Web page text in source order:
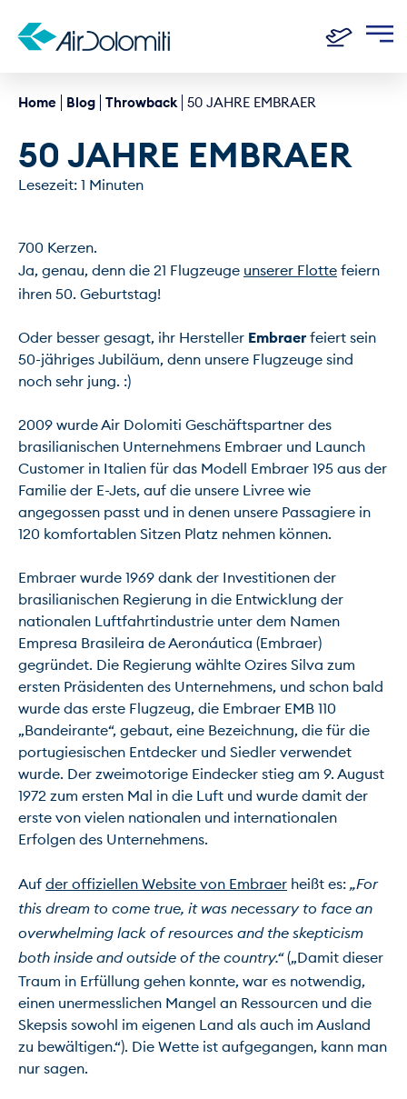
Home Blog Throwback 50 JAHRE EMBRAER
50 JAHRE EMBRAER
Lesezeit: 1 Minuten
700 Kerzen.
Ja, genau, denn die 21 Flugzeuge unserer Flotte feiern
ihren 50. Geburtstag!
Oder besser gesagt, ihr Hersteller Embraer feiert sein
50-jähriges Jubiläum, denn unsere Flugzeuge sind
noch sehr jung. :)
2009 wurde Air Dolomiti Geschäftspartner des
brasilianischen Unternehmens Embraer und Launch
Customer in Italien für das Modell Embraer 195 aus der
Familie der E-Jets, auf die unsere Livree wie
angegossen passt und in denen unsere Passagiere in
120 komfortablen Sitzen Platz nehmen können.
Embraer wurde 1969 dank der Investitionen der
brasilianischen Regierung in die Entwicklung der
nationalen Luftfahrtindustrie unter dem Namen
Empresa Brasileira de Aeronáutica (Embraer)
gegründet. Die Regierung wählte Ozires Silva zum
ersten Präsidenten des Unternehmens, und schon bald
wurde das erste Flugzeug, die Embraer EMB 110
„Bandeirante“, gebaut, eine Bezeichnung, die für die
portugiesischen Entdecker und Siedler verwendet
wurde. Der zweimotorige Eindecker stieg am 9. August
1972 zum ersten Mal in die Luft und wurde damit der
erste von vielen nationalen und internationalen
Erfolgen des Unternehmens.
Auf der offiziellen Website von Embraer heißt es: „For
this dream to come true, it was necessary to face an
overwhelming lack of resources and the skepticism
both inside and outside of the country.“ („Damit dieser
Traum in Erfüllung gehen konnte, war es notwendig,
einen unermesslichen Mangel an Ressourcen und die
Skepsis sowohl im eigenen Land als auch im Ausland
zu bewältigen.“). Die Wette ist aufgegangen, kann man
nur sagen.